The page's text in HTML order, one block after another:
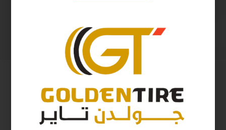
( شامل الضريبة ) 268ر.س 242